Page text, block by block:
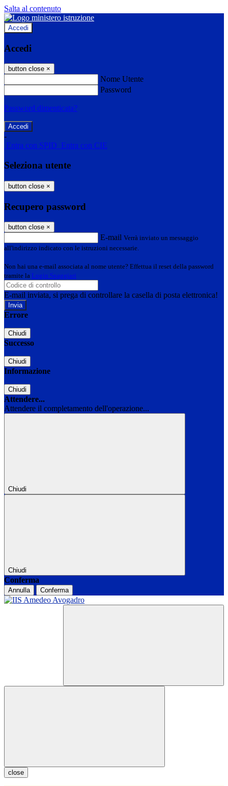
Salta al contenuto
Accedi
Accedi
button close ×
Nome Utente
Password
Password dimenticata?
-
Entra con SPID Entra con CIE
Seleziona utente
button close ×
Recupero password
button close ×
E-mail Verrà inviato un messaggio
all'indirizzo indicato con le istruzioni necessarie.
Non hai una e-mail associata al nome utente? Effettua il reset della password
tramite la Login Spaggiari
E-mail inviata, si prega di controllare la casella di posta elettronica!
Errore
Chiudi
Successo
Chiudi
Informazione
Chiudi
Attendere...
Attendere il completamento dell'operazione...
Chiudi
Chiudi
Conferma
Annulla Conferma
close